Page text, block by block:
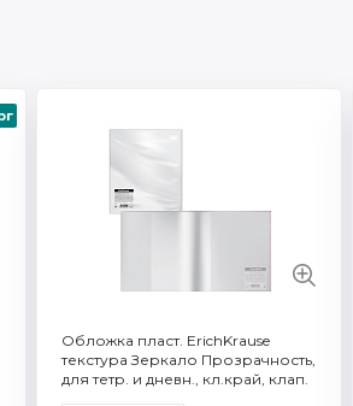
Артикул: 63505
Смотреть все характеристики
Обложка пласт. ErichKrause
текстура Зеркало Прозрачность,
для тетр. и дневн., кл.край, клап.